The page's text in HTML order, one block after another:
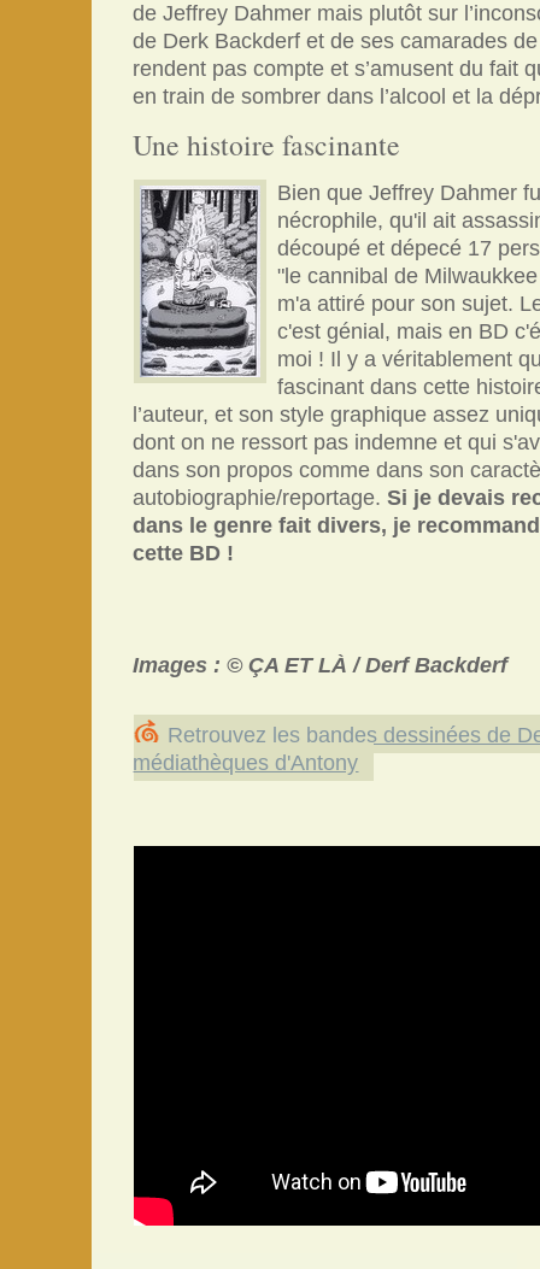
de Jeffrey Dahmer mais plutôt sur
de Derk Backderf et de ses camarades
rendent pas compte et s’amusent du fait
en train de sombrer dans l’alcool et la
Une histoire fascinante
Bien que Jeffrey Dahmer
nécrophile, qu'il ait
découpé et dépecé 17
"le cannibal de
m'a attiré pour son sujet.
c'est génial, mais en BD
moi ! Il y a véritablement
fascinant dans cette
l’auteur, et son style graphique assez
dont on ne ressort pas indemne et qui
dans son propos comme dans son
autobiographie/reportage. Si je devais
dans le genre fait divers, je
cette BD !
Images : © ÇA ET LÀ / Derf Backderf
Retrouvez les bandes dessinées de
médiathèques d'Antony